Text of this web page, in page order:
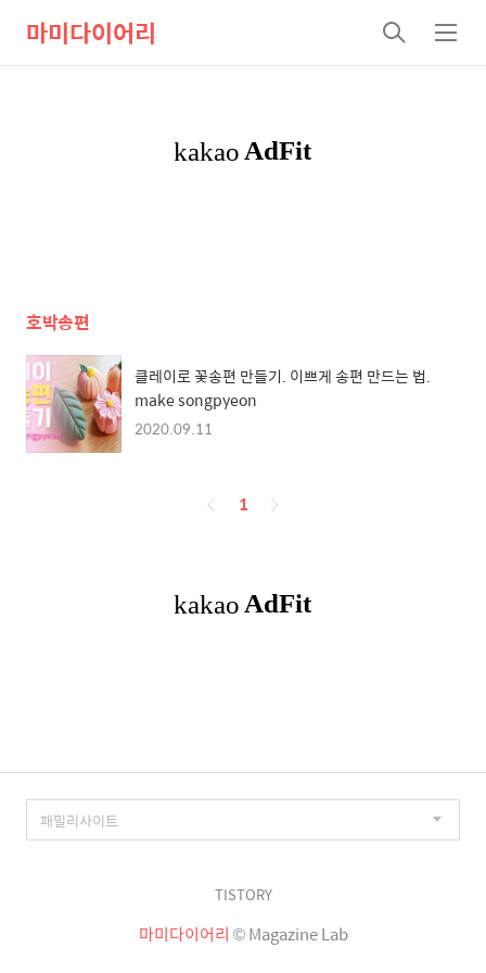
마미다이어리
검
색
메
뉴
호박송편
클레이로 꽃송편 만들기. 이쁘게 송편 만드는 법.
make songpyeon
2020.09.11
페
1
TISTORY
마미다이어리 © Magazine Lab